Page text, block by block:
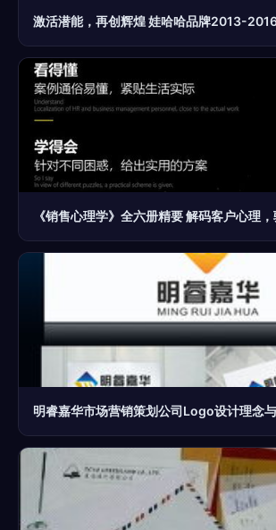
明睿嘉华市场营销策划公司Logo设计理念